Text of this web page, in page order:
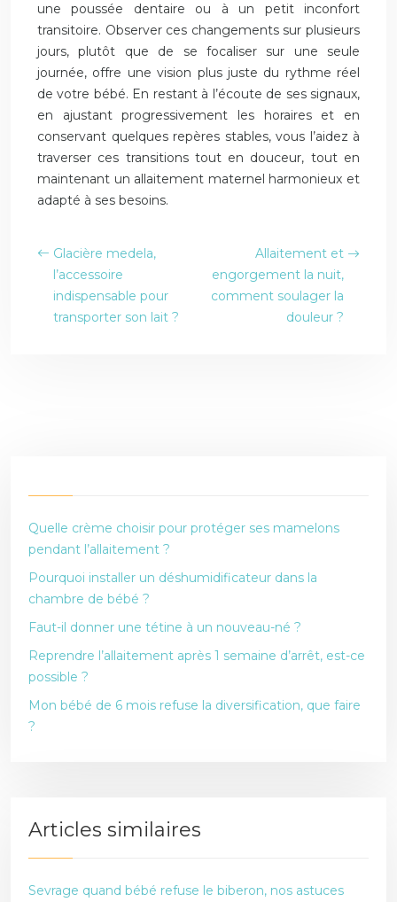
une poussée dentaire ou à un petit inconfort
transitoire. Observer ces changements sur plusieurs
jours, plutôt que de se focaliser sur une seule
journée, offre une vision plus juste du rythme réel
de votre bébé. En restant à l’écoute de ses signaux,
en ajustant progressivement les horaires et en
conservant quelques repères stables, vous l’aidez à
traverser ces transitions tout en douceur, tout en
maintenant un allaitement maternel harmonieux et
adapté à ses besoins.
Glacière medela,
l’accessoire
indispensable pour
transporter son lait ?
Allaitement et
engorgement la nuit,
comment soulager la
douleur ?
Quelle crème choisir pour protéger ses mamelons
pendant l’allaitement ?
Pourquoi installer un déshumidificateur dans la
chambre de bébé ?
Faut-il donner une tétine à un nouveau-né ?
Reprendre l’allaitement après 1 semaine d’arrêt, est-ce
possible ?
Mon bébé de 6 mois refuse la diversification, que faire
?
Articles similaires
Sevrage quand bébé refuse le biberon, nos astuces